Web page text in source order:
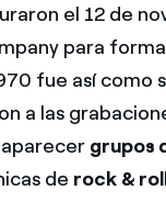
el 12 de
para
fue así como
a las
grupos
de rock &